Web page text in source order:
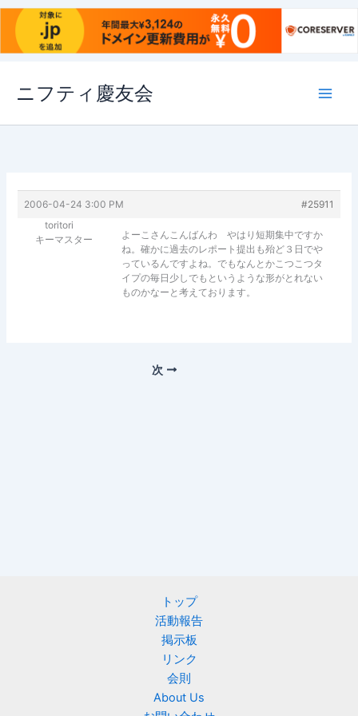
ス
ニフティ慶友会
2006-04-24 3:00 PM
#25911
toritori
キーマスター
よーこさんこんばんわ やはり短期集中ですか
ね。確かに過去のレポート提出も殆ど３日でや
っているんですよね。でもなんとかこつこつタ
イプの毎日少しでもというような形がとれない
ものかなーと考えております。
次
トップ
活動報告
掲示板
リンク
会則
About Us